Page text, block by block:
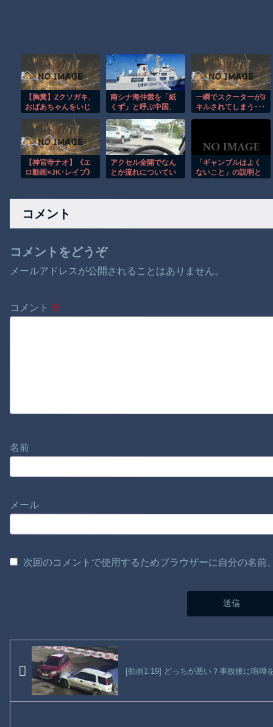
【胸糞】Zクソガキ、
おばあちゃんをいじ
ｗ
南シナ海仲裁を「紙
くず」と呼ぶ中国、
勝訴が今もゲームの
ルールを決めてい
る！
一瞬でスクーターが3
キルされてしまう･･･
【神宮寺ナオ】《エ
ロ動画×JK･レイプ》
しで壊れゆくJK
アクセル全開でなん
とか流れについてい
「ギャンブルはよく
ないこと」の説明と
コメント
コメントをどうぞ
メールアドレスが公開されることはありません。
コメント ※
名前
メール
次回のコメントで使用するためブラウザーに自分の名
[動画1:19] どっちが悪い？事故後に喧嘩